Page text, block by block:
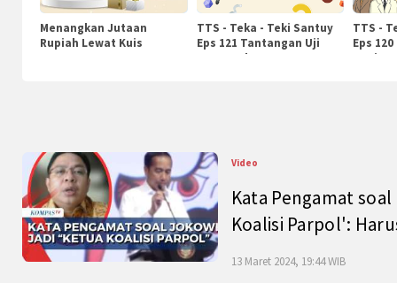
Menangkan Jutaan
Rupiah Lewat Kuis
TTS - Teka - Teki Santuy
Eps 121 Tantangan Uji
Pengetahuan
TTS -
Eps
Video
Kata Pengamat
Koalisi Parpol':
13 Maret 2024, 19:44 WIB